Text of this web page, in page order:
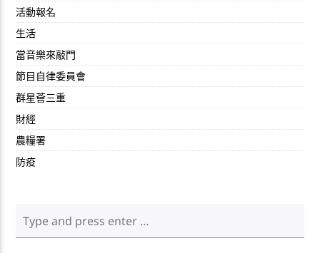
活動報名
生活
當音樂來敲門
節目自律委員會
群星薈三重
財經
農糧署
防疫